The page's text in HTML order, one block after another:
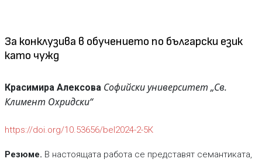
За конклузива в обучението по български език
като чужд
Красимира Алексова Софийски университет „Св.
Климент Охридски“
https://doi.org/10.53656/bel2024-2-5К
Резюме. В настоящата работа се представят семантиката,